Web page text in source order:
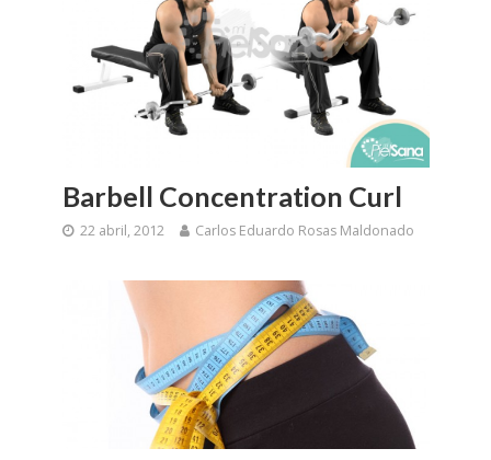
Barbell Concentration Curl
22 abril, 2012 Carlos Eduardo Rosas Maldonado